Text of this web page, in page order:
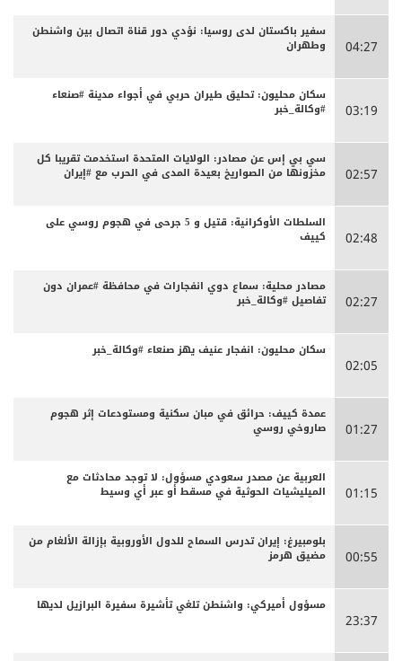
04:27
سفير باكستان لدى روسيا: نؤدي دور قناة اتصال بين واشنطن
وطهران
03:19
سكان محليون: تحليق طيران حربي في أجواء مدينة #صنعاء
#وكالة_خبر
02:57
سي بي إس عن مصادر: الولايات المتحدة استخدمت تقريبا كل
مخزونها من الصواريخ بعيدة المدى في الحرب مع #إيران
02:48
السلطات الأوكرانية: قتيل و 5 جرحى في هجوم روسي على
كييف
02:27
مصادر محلية: سماع دوي انفجارات في محافظة #عمران دون
تفاصيل #وكالة_خبر
02:05
سكان محليون: انفجار عنيف يهز صنعاء #وكالة_خبر
01:27
عمدة كييف: حرائق في مبان سكنية ومستودعات إثر هجوم
صاروخي روسي
01:15
العربية عن مصدر سعودي مسؤول: لا توجد محادثات مع
الميليشيات الحوثية في مسقط أو عبر أي وسيط
00:55
بلومبيرغ: إيران تدرس السماح للدول الأوروبية بإزالة الألغام من
مضيق هرمز
23:37
مسؤول أميركي: واشنطن تلغي تأشيرة سفيرة البرازيل لديها